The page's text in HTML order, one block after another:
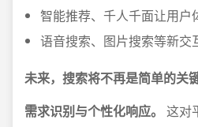
智能推荐、千人千面让用户
语音搜索、图片搜索等新交
未来，搜索将不再是简单的关
需求识别与个性化响应。
这对